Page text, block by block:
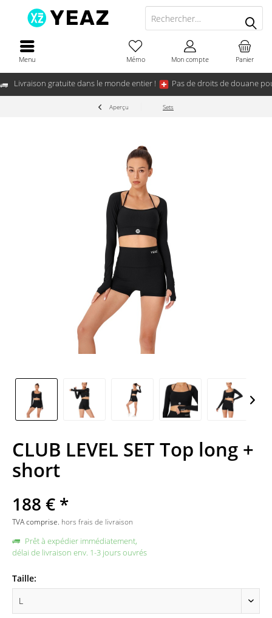
Livraison gratuite dans le monde entier ! Pas de droits de douane
Menu Panier
Mémo Mon compte
Aperçu Sets
CLUB LEVEL SET Top long +
short
188 € *
TVA comprise. hors frais de livraison
Prêt à expédier immédiatement,
délai de livraison env. 1-3 jours ouvrés
Taille: